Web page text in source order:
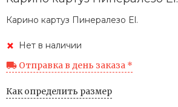
Карино картуз Пинералезо El.
Нет в наличии
Отправка в день заказа *
Как определить размер